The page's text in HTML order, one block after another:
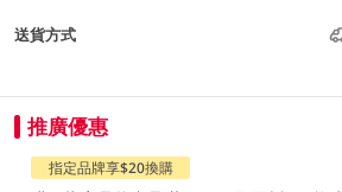
送貨方式
推廣優惠
指定品牌享$20換購